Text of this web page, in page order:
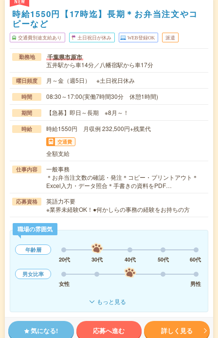
NEW
時給1550円【17時迄】長期＊お弁当注文やコ
ピーなど
交通費別途支給あり 土日祝日が休み WEB登録OK 派遣
勤務地 千葉県市原市
五井駅から車14分／八幡宿駅から車17分
曜日頻度 月～金（週5日） ※土日祝日休み
時間 08:30～17:00(実働7時間30分 休憩1時間)
期間 【急募】即日～長期 ※8月～！
時給 時給1550円 月収例 232,500円+残業代
交通費
全額支給
仕事内容
一般事務
＊お弁当注文数の確認・発注＊コピー・プリントアウト＊
Excel入力・データ照合＊手書きの資料をPDF…
応募資格
英語力不要
※業界未経験OK！●何かしらの事務の経験をお持ちの方
職場の雰囲気
年齢層
20代
30代 40代 50代
60代
男女比率
女性
男性
もっと見る
気になる! 応募へ進む 詳しく見る